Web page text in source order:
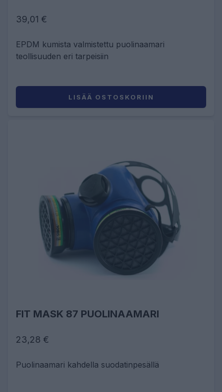
39,01 €
EPDM kumista valmistettu puolinaamari
teollisuuden eri tarpeisiin
LISÄÄ OSTOSKORIIN
FIT MASK 87 PUOLINAAMARI
23,28 €
Puolinaamari kahdella suodatinpesällä